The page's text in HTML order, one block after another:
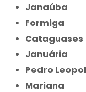
Janaúba
Formiga
Cataguases
Januária
Pedro
Mariana